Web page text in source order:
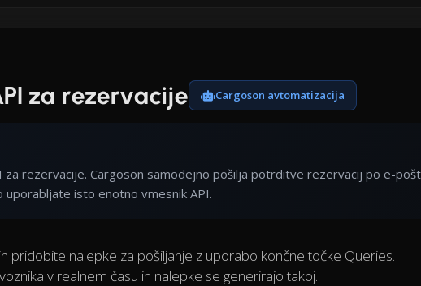
za rezervacije Cargoson avtomatizacija
za rezervacije. Cargoson samodejno pošilja potrditve rezervacij po e-
isto enotno vmesnik API.
pridobite nalepke za pošiljanje z uporabo končne točke Queries.
v realnem času in nalepke se generirajo takoj.